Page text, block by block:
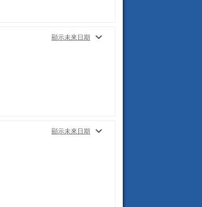
顯示未來日期
顯示未來日期